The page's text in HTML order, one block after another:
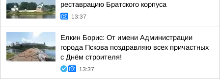
реставрацию Братского корпуса
13:37
Елкин Борис: От имени Администрации
города Пскова поздравляю всех причастных
с Днём строителя!
13:37